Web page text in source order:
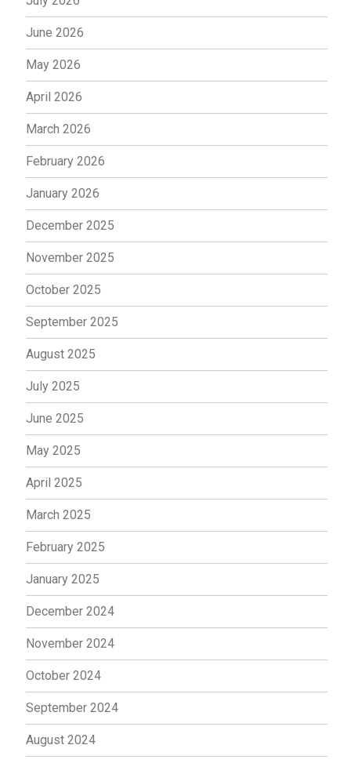
June 2026
May 2026
April 2026
March 2026
February 2026
January 2026
December 2025
November 2025
October 2025
September 2025
August 2025
July 2025
June 2025
May 2025
April 2025
March 2025
February 2025
January 2025
December 2024
November 2024
October 2024
September 2024
August 2024